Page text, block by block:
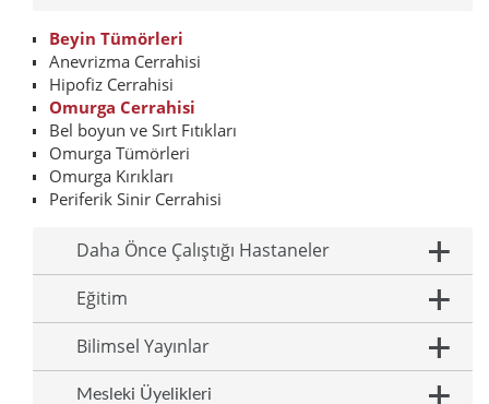
Beyin Tümörleri
Anevrizma Cerrahisi
Hipofiz Cerrahisi
Omurga Cerrahisi
Bel boyun ve Sırt Fıtıkları
Omurga Tümörleri
Omurga Kırıkları
Periferik Sinir Cerrahisi
Daha Önce Çalıştığı Hastaneler
Eğitim
Bilimsel Yayınlar
Mesleki Üyelikleri